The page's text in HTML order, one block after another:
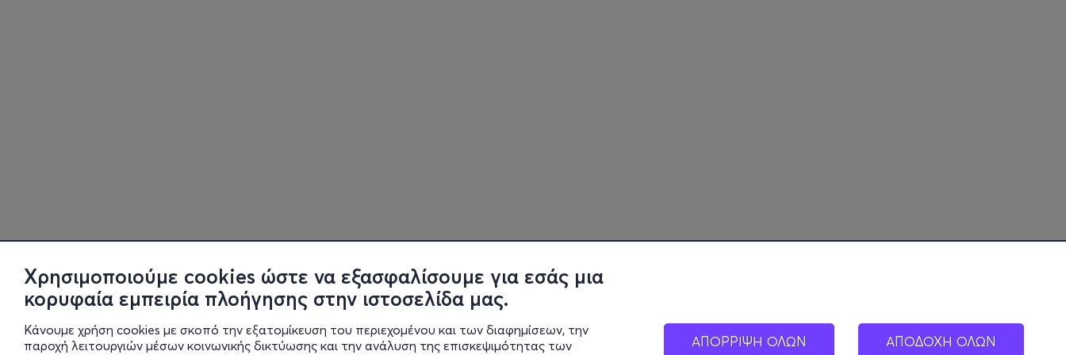
Χρησιμοποιούμε cookies ώστε να εξασφαλίσουμε για εσάς μια
κορυφαία εμπειρία πλοήγησης στην ιστοσελίδα μας.
Κάνουμε χρήση cookies με σκοπό την εξατομίκευση του περιεχομένου και των διαφημίσεων, την
παροχή λειτουργιών μέσων κοινωνικής δικτύωσης και την ανάλυση της επισκεψιμότητας των
ΑΠΟΡΡΙΨΗ ΟΛΩΝ ΑΠΟΔΟΧΗ ΟΛΩΝ